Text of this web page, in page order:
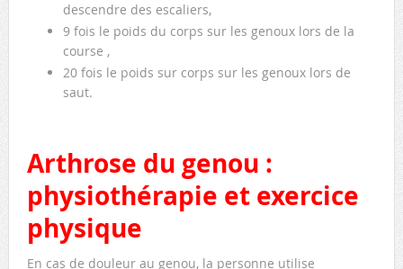
descendre des escaliers,
9 fois le poids du corps sur les genoux lors de la
course ,
20 fois le poids sur corps sur les genoux lors de
saut.
Arthrose du genou :
physiothérapie et exercice
physique
En cas de douleur au genou, la personne utilise